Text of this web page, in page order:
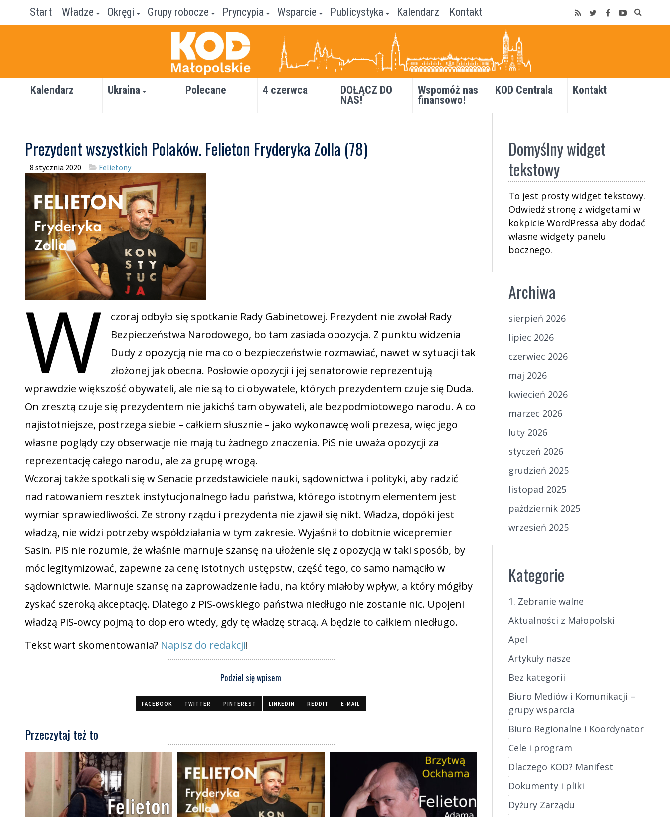
Start Władze Okręgi Grupy robocze Pryncypia Wsparcie Publicystyka Kalendarz Kontakt
Kalendarz Ukraina Polecane 4 czerwca
DOŁĄCZ DO
NAS!
Wspomóż nas
finansowo!
KOD Centrala Kontakt
Prezydent wszystkich Polaków. Felieton Fryderyka Zolla (78)
8 stycznia 2020 Felietony
W
czoraj odbyło się spotkanie Rady Gabinetowej. Prezydent nie zwołał Rady
Bezpieczeństwa Narodowego, bo tam zasiada opozycja. Z punktu widzenia
Dudy z opozycją nie ma co o bezpieczeństwie rozmawiać, nawet w sytuacji tak
złożonej jak obecna. Posłowie opozycji i jej senatorowie reprezentują
wprawdzie większość obywateli, ale nie są to ci obywatele, których prezydentem czuje się Duda.
On zresztą czuje się prezydentem nie jakichś tam obywateli, ale bezpodmiotowego narodu. A co
najistotniejsze, postrzega siebie – całkiem słusznie – jako wykonawcę woli prezesa, więc jego
własne poglądy czy obserwacje nie mają tu żadnego znaczenia. PiS nie uważa opozycji za
reprezentację całego narodu, ale za grupę wrogą.
Wczoraj także spotkali się w Senacie przedstawiciele nauki, sądownictwa i polityki, aby radzić
nad ratowaniem resztek instytucjonalnego ładu państwa, którego istotnym elementem jest
wymiar sprawiedliwości. Ze strony rządu i prezydenta nie zjawił się nikt. Władza, dopóki jest
władzą, nie widzi potrzeby współdziałania w tym zakresie. Wyjaśnił to dobitnie wicepremier
Sasin. PiS nie rozumie, że właśnie marnuje szansę na ułożenie się z opozycją w taki sposób, by
móc legitymizować, zapewne za cenę istotnych ustępstw, część tego, co samo namąciło w
sądownictwie. Marnuje szansę na zaprowadzenie ładu, na który miałoby wpływ, a który mógłby
zyskać szeroką akceptację. Dlatego z PiS‑owskiego państwa niedługo nie zostanie nic. Upojeni
władzą PiS‑owcy pojmą to dopiero wtedy, gdy tę władzę stracą. A będzie to całkiem niedługo.
Tekst wart skomentowania? Napisz do redakcji!
Podziel się wpisem
FACEBOOK TWITTER PINTEREST LINKEDIN REDDIT E-MAIL
Przeczytaj też to
Domyślny widget
tekstowy
To jest prosty widget tekstowy.
Odwiedź stronę z widgetami w
kokpicie WordPressa aby dodać
własne widgety panelu
bocznego.
Archiwa
sierpień 2026
lipiec 2026
czerwiec 2026
maj 2026
kwiecień 2026
marzec 2026
luty 2026
styczeń 2026
grudzień 2025
listopad 2025
październik 2025
wrzesień 2025
Kategorie
1. Zebranie walne
Aktualności z Małopolski
Apel
Artykuły nasze
Bez kategorii
Biuro Mediów i Komunikacji –
grupy wsparcia
Biuro Regionalne i Koordynator
Cele i program
Dlaczego KOD? Manifest
Dokumenty i pliki
Dyżury Zarządu